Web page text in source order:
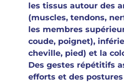
les tissus autour des
(muscles, tendons,
les membres
coude, poignet),
cheville, pied) et la
Des gestes répétitifs
efforts et des